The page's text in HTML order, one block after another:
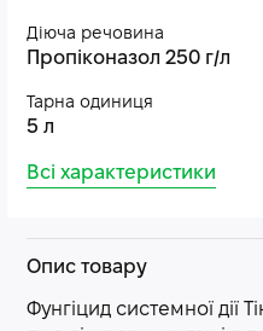
Діюча речовина
Пропіконазол 250 г/л
Тарна одиниця
5 л
Всі характеристики
Опис товару
Фунгіцид системної дії